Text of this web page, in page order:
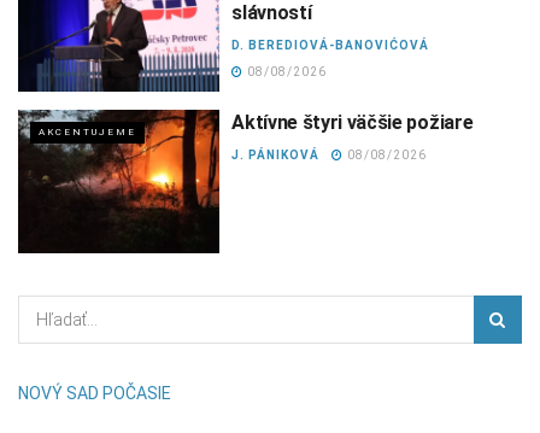
slávností
D. BEREDIOVÁ-BANOVIĆOVÁ
08/08/2026
AKCENTUJEME Aktívne štyri väčšie požiare
J. PÁNIKOVÁ 08/08/2026
NOVÝ SAD POČASIE